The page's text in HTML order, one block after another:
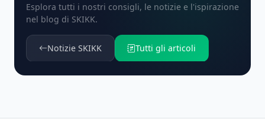
Esplora tutti i nostri consigli, le notizie e l'ispirazione
nel blog di SKIKK.
Notizie SKIKK Tutti gli articoli